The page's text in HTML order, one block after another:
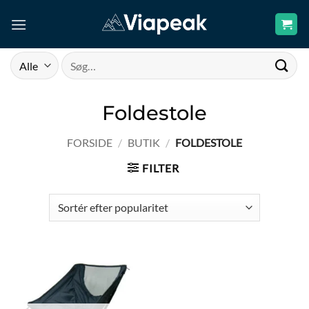
Søg
efter:
Foldestole
FORSIDE / BUTIK / FOLDESTOLE
FILTER